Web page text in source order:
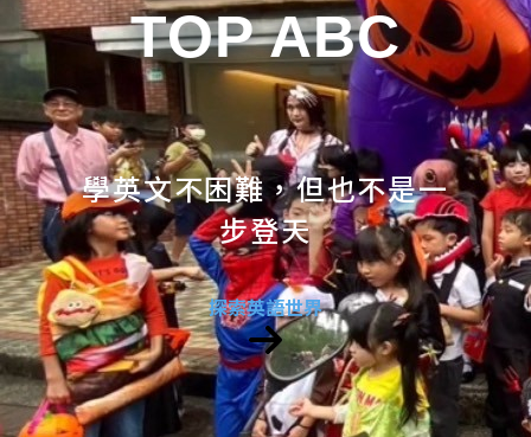
TOP ABC
學英文不困難，但也不是一
步登天
探索英語世界